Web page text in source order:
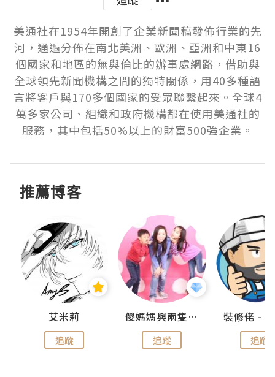
美通社在1954年開創了企業新聞稿發佈行業的先
河，通過分佈在南北美洲、歐洲、亞洲和中東16
個國家和地區的無與倫比的辦事處網路，借助與
全球領先新聞機構之間的獨特關係，用40多種語
言將客戶與170多個國家的受眾聯繫起來。全球4
萬多家公司、組織和政府機構都在使用美通社的
服務，其中包括50%以上的財富500強企業。
推薦博客
艾米莉
追蹤
儍媽媽與兩隻小魔怪之家
追蹤 追蹤